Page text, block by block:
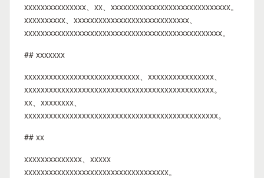
xxxxxxxxxxxxxxx、xx、xxxxxxxxxxxxxxxxxxxxxxxxxxxxx。
xxxxxxxxxx、xxxxxxxxxxxxxxxxxxxxxxxxxxxx、
xxxxxxxxxxxxxxxxxxxxxxxxxxxxxxxxxxxxxxxxxxxxxxxx。
## xxxxxxx
xxxxxxxxxxxxxxxxxxxxxxxxxxxx、xxxxxxxxxxxxxxxx、
xxxxxxxxxxxxxxxxxxxxxxxxxxxxxxxxxxxxxxxxxxxxxx。
xx、xxxxxxxx、
xxxxxxxxxxxxxxxxxxxxxxxxxxxxxxxxxxxxxxxxxxxxxxx。
## xx
xxxxxxxxxxxxxx、xxxxx
xxxxxxxxxxxxxxxxxxxxxxxxxxxxxxxxxxx。